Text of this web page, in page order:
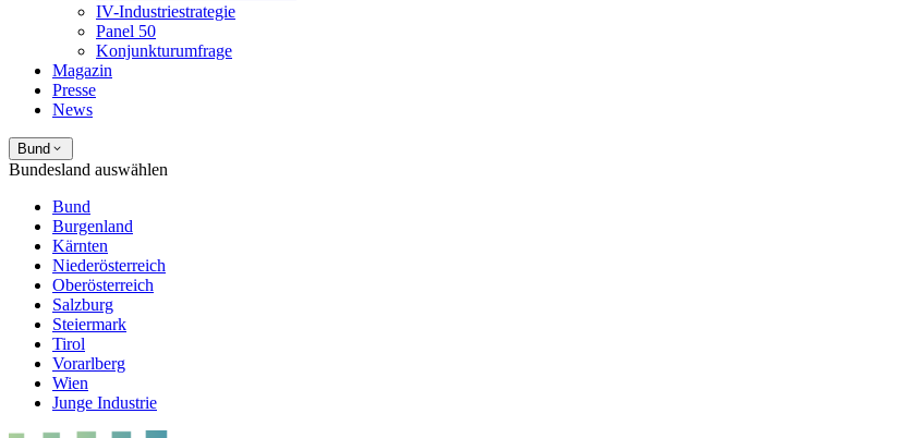
IV-Industriestrategie
Panel 50
Konjunkturumfrage
Magazin
Presse
News
Bund
Bundesland auswählen
Bund
Burgenland
Kärnten
Niederösterreich
Oberösterreich
Salzburg
Steiermark
Tirol
Vorarlberg
Wien
Junge Industrie